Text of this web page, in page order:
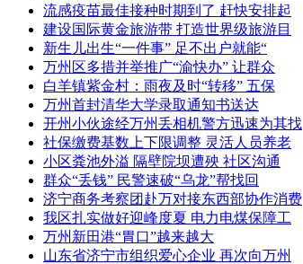
流感疫苗最佳接种时期到了 赶快安排起
建设国际黄金旅游带 打造世界级旅游目
新生儿出生“一件事” 足不出户就能“
万州区多措并举推广“渝快办” 让群众
白羊镇紫金村：雨夜及时“转移” 五保
万州首封清华大学录取通知书送达
开州小伙途经万州丢相机警方迅速为其找
社保缴费基数上下限调整 灵活人员养老
小区粪池外溢 隔壁院坝遭殃 社区沟通
群众“丢钱” 民警速破“乌龙”帮找回
济宁商务考察团赴万对接东西部协作消费
我区扎实做好迎峰度夏 电力电煤保障工
万州新田港“胃口”越来越大
山东省济宁市组织爱心企业 再次向万州